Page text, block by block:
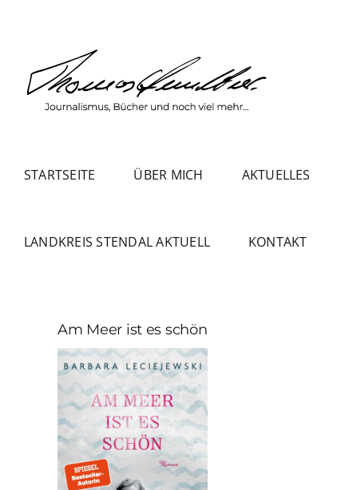
springen
STARTSEITE ÜBER MICH AKTUELLES
LANDKREIS STENDAL AKTUELL KONTAKT
Am Meer ist es schön